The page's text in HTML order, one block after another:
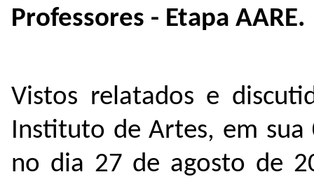
Professores - Etapa AARE.
Vistos relatados e
Instituto de Artes, em sua
no dia 27 de agosto de